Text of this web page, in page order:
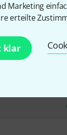
Marketing
erteilte
klar